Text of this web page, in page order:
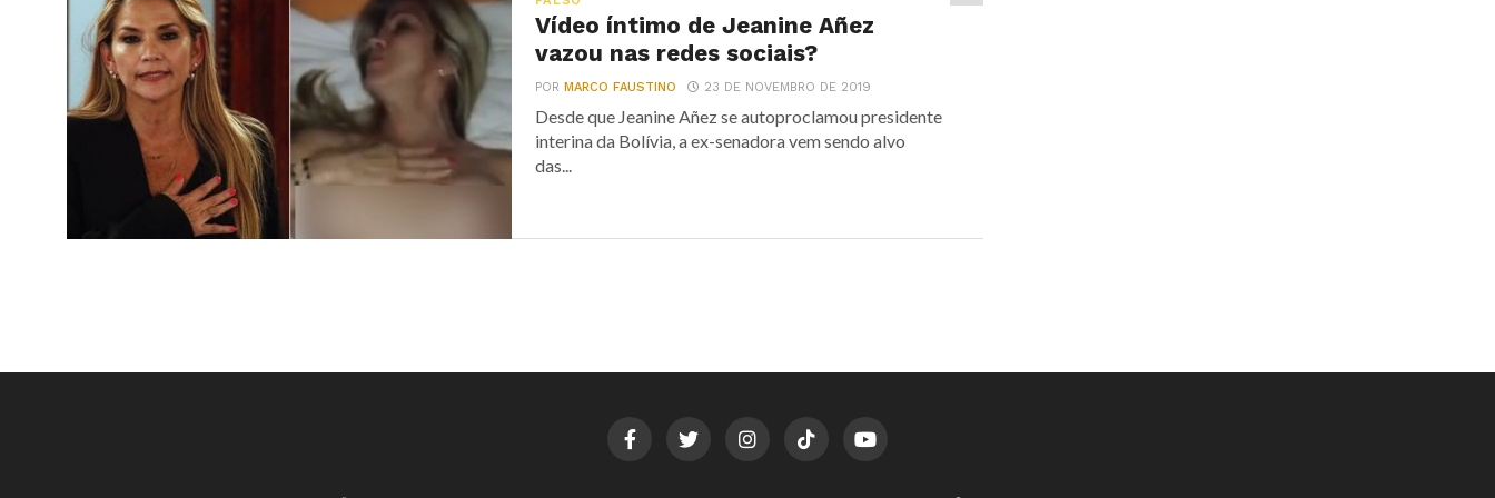
Vídeo íntimo de Jeanine Añez
vazou nas redes sociais?
PORMARCO FAUSTINO 23 DE NOVEMBRO DE 2019
Desde que Jeanine Añez se autoproclamou presidente
interina da Bolívia, a ex-senadora vem sendo alvo
das...